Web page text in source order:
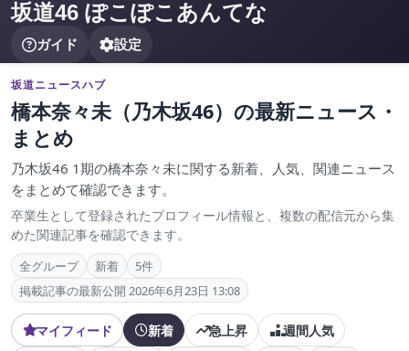
坂道46 ぽこぽこあんてな
ガイド 設定
坂道ニュースハブ
橋本奈々未（乃木坂46）の最新ニュース・
まとめ
乃木坂46 1期の橋本奈々未に関する新着、人気、関連ニュース
をまとめて確認できます。
卒業生として登録されたプロフィール情報と、複数の配信元から集
めた関連記事を確認できます。
全グループ 新着
5件
掲載記事の最新公開 2026年6月23日 13:08
マイフィード 新着 急上昇 週間人気